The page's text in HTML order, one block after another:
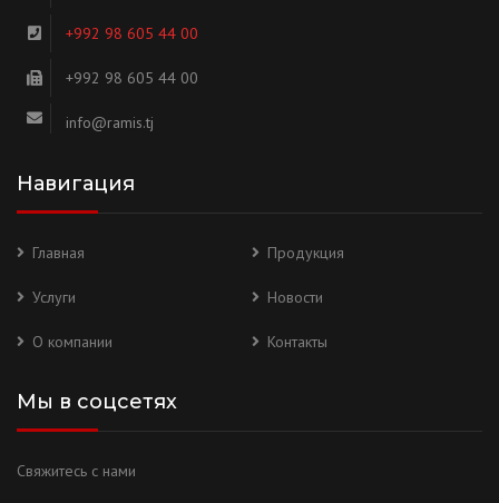
+992 98 605 44 00
+992 98 605 44 00
info@ramis.tj
Навигация
Главная Продукция
Услуги Новости
О компании Контакты
Мы в соцсетях
Свяжитесь с нами